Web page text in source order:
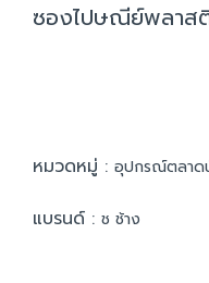
ซองไปษณีย์พลาส
หมวดหมู่ : อุปกรณ์ตลาด
แบรนด์ : ช ช้าง